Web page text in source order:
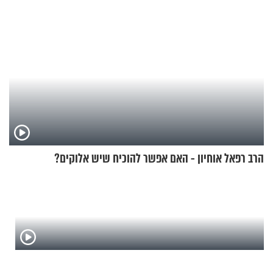
הרב רפאל אוחיון - האם אפשר להוכיח שיש אלוקים?